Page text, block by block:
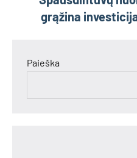
grąžina
Paieška